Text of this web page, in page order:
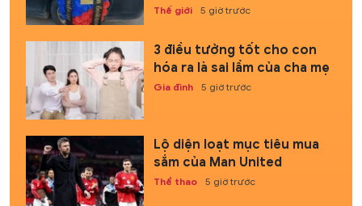
Thế giới 5 giờ trước
3 điều tưởng tốt cho con
hóa ra là sai lầm của cha mẹ
Gia đình 5 giờ trước
Lộ diện loạt mục tiêu mua
sắm của Man United
Thể thao 5 giờ trước